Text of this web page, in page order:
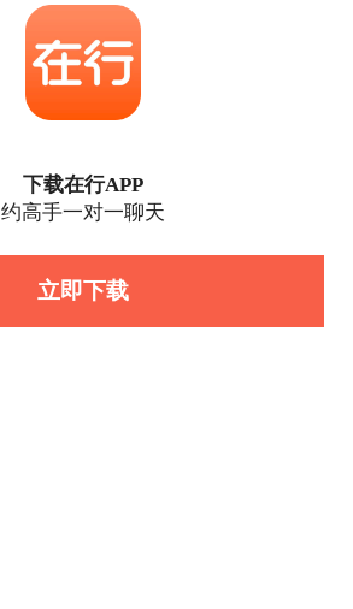
下载在行APP
约高手一对一聊天
立即下载